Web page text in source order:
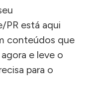
PR está aqui
conteúdos que
e leve o
para o